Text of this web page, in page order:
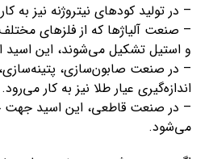
– در تولید کودهای نیتروژنه نیز به
– صنعت آلیاژها که از فلزهای مختلف
و استیل تشکیل می‌شوند، این اسید
– در صنعت صابون‌سازی،
اندازه‌گیری عیار طلا نیز به کار می‌رود.
– در صنعت قاطعی، این اسید جهت
می‌شود.